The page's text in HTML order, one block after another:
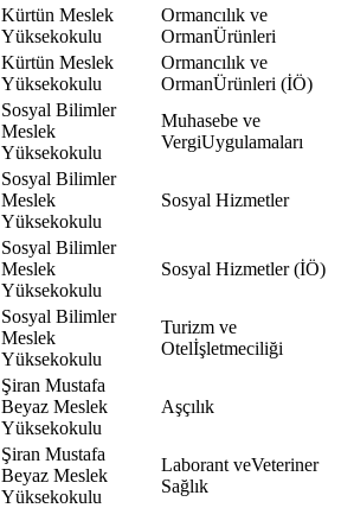
Kürtün Meslek
Yüksekokulu
Ormancılık ve
OrmanÜrünleri
Kürtün Meslek
Yüksekokulu
Ormancılık ve
OrmanÜrünleri (İÖ)
Sosyal Bilimler
Meslek
Yüksekokulu
Muhasebe ve
VergiUygulamaları
Sosyal Bilimler
Meslek
Yüksekokulu
Sosyal Hizmetler
Sosyal Bilimler
Meslek
Yüksekokulu
Sosyal Hizmetler (İÖ)
Sosyal Bilimler
Meslek
Yüksekokulu
Turizm ve
Otelİşletmeciliği
Şiran Mustafa
Beyaz Meslek
Yüksekokulu
Aşçılık
Şiran Mustafa
Beyaz Meslek
Yüksekokulu
Laborant veVeteriner
Sağlık